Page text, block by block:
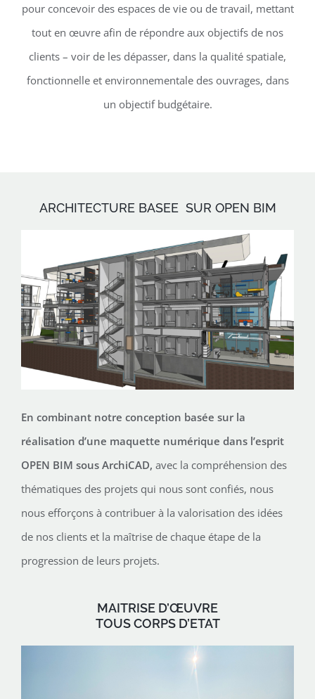
pour concevoir des espaces de vie ou de travail, mettant
tout en œuvre afin de répondre aux objectifs de nos
clients – voir de les dépasser, dans la qualité spatiale,
fonctionnelle et environnementale des ouvrages, dans
un objectif budgétaire.
ARCHITECTURE BASEE SUR OPEN BIM
En combinant notre conception basée sur la
réalisation d’une maquette numérique dans l’esprit
OPEN BIM sous ArchiCAD, avec la compréhension des
thématiques des projets qui nous sont confiés, nous
nous efforçons à contribuer à la valorisation des idées
de nos clients et la maîtrise de chaque étape de la
progression de leurs projets.
MAITRISE D’ŒUVRE
TOUS CORPS D’ETAT